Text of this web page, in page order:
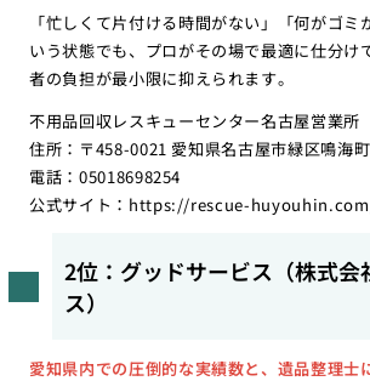
「忙しくて片付ける時間がない」「何がゴミ
いう状態でも、プロがその場で最適に仕分け
者の負担が最小限に抑えられます。
不用品回収レスキューセンター名古屋営業所
住所：〒458-0021 愛知県名古屋市緑区鳴海
電話：05018698254
公式サイト： https://rescue-
2位：グッドサービス（株式会
ス）
愛知県内での圧倒的な実績数と、遺品整理士